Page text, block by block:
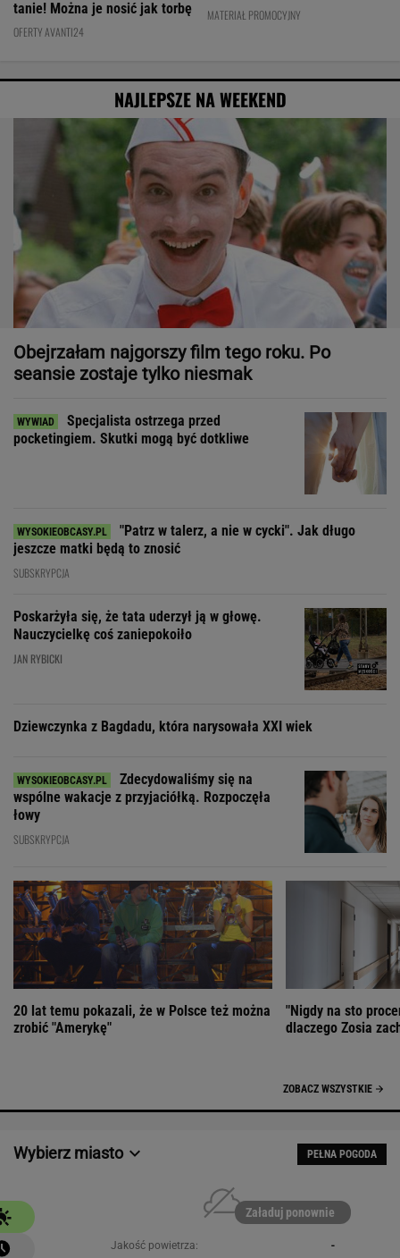
tanie! Można je nosić jak torbę
OFERTY AVANTI24
MATERIAŁ PROMOCYJNY
NAJLEPSZE NA WEEKEND
Obejrzałam najgorszy film tego roku. Po
seansie zostaje tylko niesmak
Specjalista ostrzega przed
pocketingiem. Skutki mogą być dotkliwe
"Patrz w talerz, a nie w cycki". Jak długo
jeszcze matki będą to znosić
SUBSKRYPCJA
Poskarżyła się, że tata uderzył ją w głowę.
Nauczycielkę coś zaniepokoiło
JAN RYBICKI
Dziewczynka z Bagdadu, która narysowała XXI wiek
Zdecydowaliśmy się na
wspólne wakacje z przyjaciółką. Rozpoczęła
łowy
SUBSKRYPCJA
20 lat temu pokazali, że w Polsce też można
zrobić "Amerykę"
"Nigdy na sto
dlaczego Zosia
ZOBACZ WSZYSTKIE
Wybierz miasto PEŁNA POGODA
Załaduj ponownie
Jakość powietrza:
-